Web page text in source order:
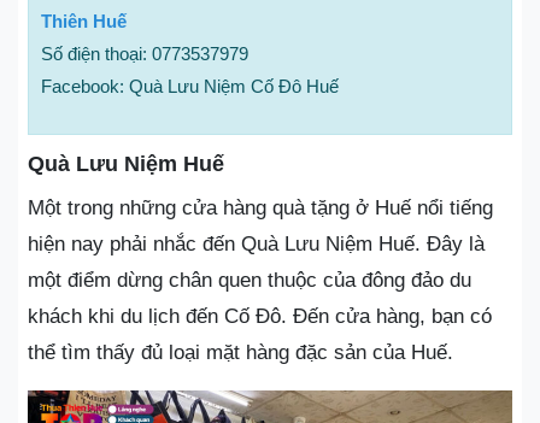
Thiên Huế
Số điện thoại: 0773537979
Facebook: Quà Lưu Niệm Cố Đô Huế
Quà Lưu Niệm Huế
Một trong những cửa hàng quà tặng ở Huế nổi tiếng
hiện nay phải nhắc đến Quà Lưu Niệm Huế. Đây là
một điểm dừng chân quen thuộc của đông đảo du
khách khi du lịch đến Cố Đô. Đến cửa hàng, bạn có
thể tìm thấy đủ loại mặt hàng đặc sản của Huế.